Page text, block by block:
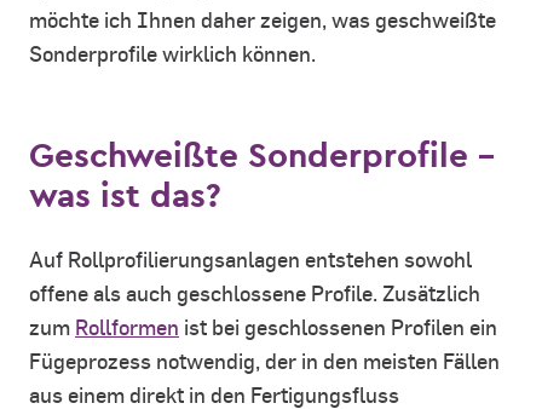
möchte ich Ihnen daher zeigen, was geschweißte
Sonderprofile wirklich können.
Geschweißte Sonderprofile -
was ist das?
Auf Rollprofilierungsanlagen entstehen sowohl
offene als auch geschlossene Profile. Zusätzlich
zum Rollformen ist bei geschlossenen Profilen ein
Fügeprozess notwendig, der in den meisten Fällen
aus einem direkt in den Fertigungsfluss